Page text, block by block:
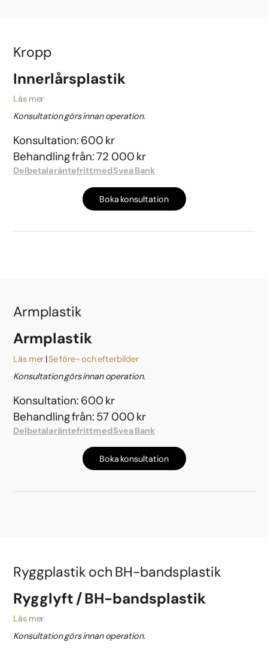
Kropp
Innerlårsplastik
Läs mer
Konsultation görs innan operation.
Konsultation: 600 kr
Behandling från: 72 000 kr
Delbetala räntefritt med Svea Bank
Boka konsultation
Armplastik
Armplastik
Läs mer Se före- och efterbilder
Konsultation görs innan operation.
Konsultation: 600 kr
Behandling från: 57 000 kr
Delbetala räntefritt med Svea Bank
Boka konsultation
Ryggplastik och BH-bandsplastik
Rygglyft / BH-bandsplastik
Läs mer
Konsultation görs innan operation.